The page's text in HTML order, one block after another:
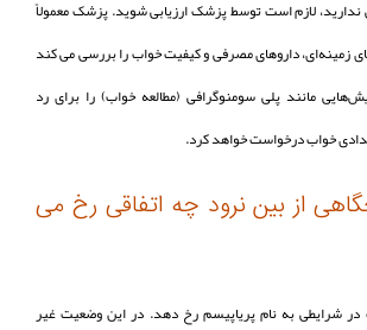
لازم است توسط پزشک ارزیابی شوید. پزشک معمولاً
زمینه‌ای، داروهای مصرفی و کیفیت خواب را بررسی می‌ کند
مانند پلی‌ سومنوگرافی (مطالعه خواب) را برای رد
خواب درخواست خواهد کرد.
از بین نرود چه اتفاقی رخ می
شرایطی به نام پریاپیسم رخ دهد. در این وضعیت غیر